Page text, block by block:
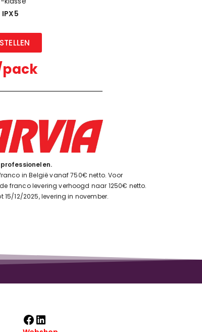
IPX5
in België vanaf 750€ netto. Voor
franco levering verhoogd naar 1250€ netto.
12/2025, levering in november.